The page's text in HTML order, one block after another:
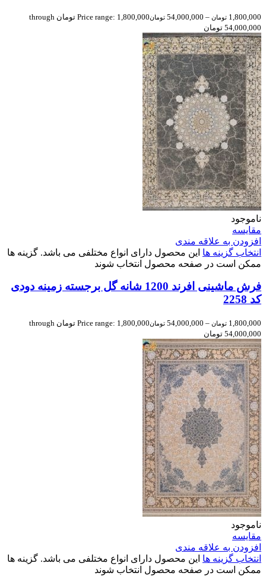
1,800,000 تومان –
54,000,000 تومان
Price range: 1,800,000 تومان through
54,000,000 تومان
ناموجود
مقایسه
افزودن به علاقه مندی
انتخاب گزینه ها این محصول دارای انواع مختلفی می باشد. گزینه ها
ممکن است در صفحه محصول انتخاب شوند
فرش ماشینی افرند 1200 شانه گل برجسته زمینه دودی
کد 2258
1,800,000 تومان –
54,000,000 تومان
Price range: 1,800,000 تومان through
54,000,000 تومان
ناموجود
مقایسه
افزودن به علاقه مندی
انتخاب گزینه ها این محصول دارای انواع مختلفی می باشد. گزینه ها
ممکن است در صفحه محصول انتخاب شوند